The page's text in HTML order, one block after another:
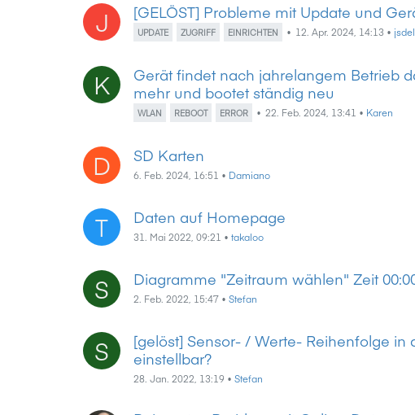
J [GELÖST] Probleme mit Update und
UPDATE ZUGRIFF EINRICHTEN • 12. Apr. 2024, 14:13 •
K
Gerät findet nach jahrelangem Betrieb
mehr und bootet ständig neu
WLAN REBOOT ERROR • 22. Feb. 2024, 13:41 • Karen
D SD Karten
6. Feb. 2024, 16:51 • Damiano
T Daten auf Homepage
31. Mai 2022, 09:21 • takaloo
S Diagramme "Zeitraum wählen" Zeit
2. Feb. 2022, 15:47 • Stefan
S
[gelöst] Sensor- / Werte- Reihenfolge in
einstellbar?
28. Jan. 2022, 13:19 • Stefan